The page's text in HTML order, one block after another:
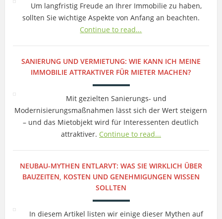
Um langfristig Freude an Ihrer Immobilie zu haben,
sollten Sie wichtige Aspekte von Anfang an beachten.
Continue to read...
SANIERUNG UND VERMIETUNG: WIE KANN ICH MEINE
IMMOBILIE ATTRAKTIVER FÜR MIETER MACHEN?
Mit gezielten Sanierungs- und
Modernisierungsmaßnahmen lässt sich der Wert steigern
– und das Mietobjekt wird für Interessenten deutlich
attraktiver. Continue to read...
NEUBAU-MYTHEN ENTLARVT: WAS SIE WIRKLICH ÜBER
BAUZEITEN, KOSTEN UND GENEHMIGUNGEN WISSEN
SOLLTEN
In diesem Artikel listen wir einige dieser Mythen auf